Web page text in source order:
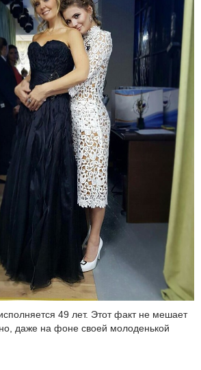
49 лет. Этот факт не мешает
даже на фоне своей молоденькой